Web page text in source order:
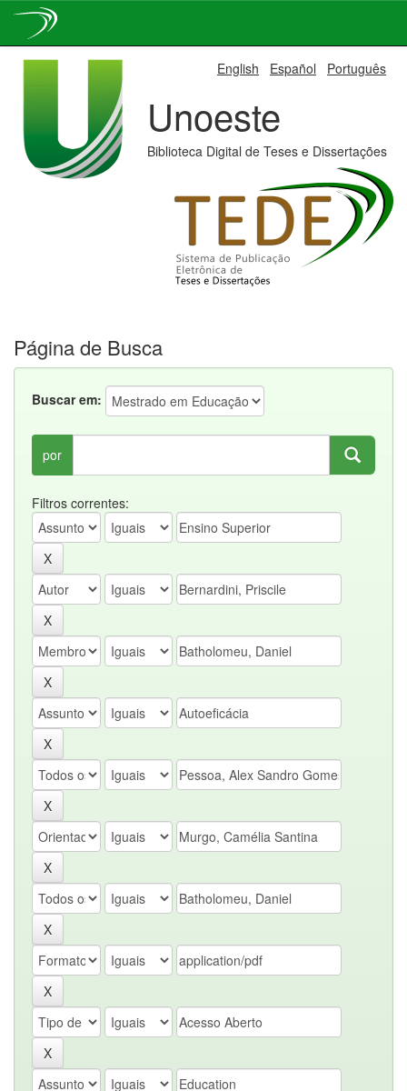
English Español Português
Unoeste
Biblioteca Digital de Teses e Dissertações
Página de Busca
Buscar em:
por
Filtros correntes: